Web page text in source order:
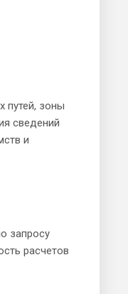
путей, зоны
сведений
и
запросу
расчетов